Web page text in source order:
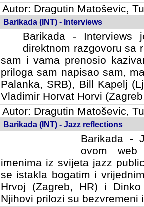
Autor: Dragutin Matoševic,
Barikada (INT) - Interviews
Barikada -
direktnom razgovoru sa
sam i vama prenosio
priloga sam napisao sam,
Palanka, SRB), Bill Kapelj
Vladimir Horvat Horvi
Autor: Dragutin Matoševic,
Barikada (INT) - Jazz reflections
Barikada -
ovom web
imenima iz svijeta jazz
se istakla bogatim i
Hrvoj (Zagreb, HR) i
Njihovi prilozi su bezvremeni